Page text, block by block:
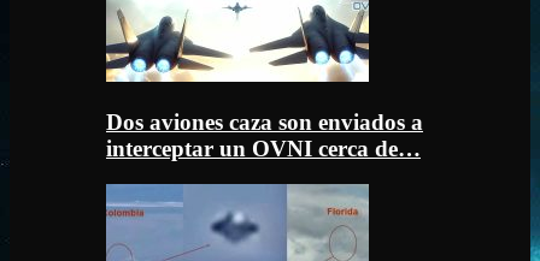
Dos aviones caza son enviados a
interceptar un OVNI cerca de…